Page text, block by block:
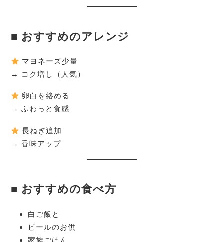
■ おすすめのアレンジ
マヨネーズ少量
→ コク増し（人気）
卵白を絡める
→ ふわっと食感
長ねぎ追加
→ 香味アップ
■ おすすめの食べ方
白ご飯と
ビールのお供
家族ごはん